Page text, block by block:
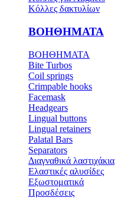
Κόλλες δακτυλίων
ΒΟΗΘΗΜΑΤΑ
ΒΟΗΘΗΜΑΤΑ
Bite Turbos
Coil springs
Crimpable hooks
Facemask
Headgears
Lingual buttons
Lingual retainers
Palatal Bars
Separators
Διαγναθικά λαστιχάκια
Ελαστικές αλυσίδες
Εξωστοματικά
Προσδέσεις